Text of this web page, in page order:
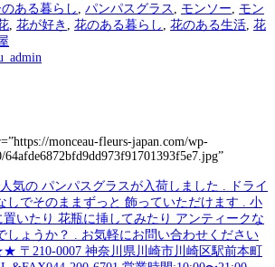
ある暮らし
パンパスグラス モンソー
モン
花が好き 花のある暮らし 花のある生活 花
monceau-fleurs-japan.com/wp-
64afde6872bfd9dd973f91701393f5e7.jpg”